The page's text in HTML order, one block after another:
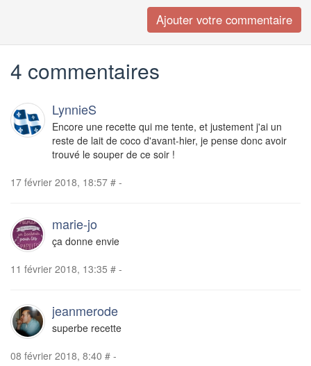
4 commentaires
LynnieS
Encore une recette qui me tente, et justement j'ai un
reste de lait de coco d'avant-hier, je pense donc avoir
trouvé le souper de ce soir !
17 février 2018, 18:57 # -
marie-jo
ça donne envie
11 février 2018, 13:35 # -
jeanmerode
superbe recette
08 février 2018, 8:40 # -